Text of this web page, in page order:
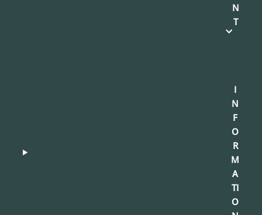
N
T
I
N
F
O
R
M
A
TI
O